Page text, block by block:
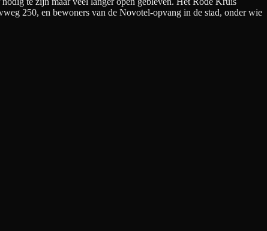
250, en bewoners van de Novotel-opvang in de stad, onder wie